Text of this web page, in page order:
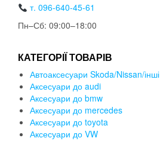
т. 096-640-45-61
Пн–Сб: 09:00–18:00
КАТЕГОРІЇ ТОВАРІВ
Автоаксесуари Skoda/Nissan/інші
Аксесуари до audi
Аксесуари до bmw
Аксесуари до mercedes
Аксесуари до toyota
Аксесуари до VW